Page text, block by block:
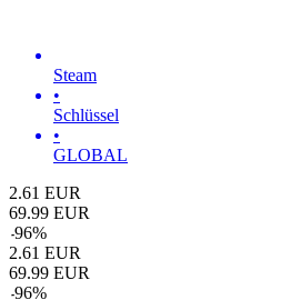
Steam
•
Schlüssel
•
GLOBAL
2.61 EUR
69.99 EUR
-96%
2.61 EUR
69.99 EUR
-96%